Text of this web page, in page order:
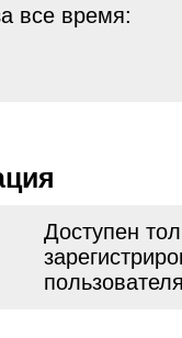
все время:
Доступен